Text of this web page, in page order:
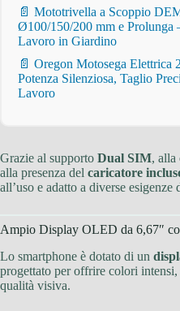
📄 Mototrivella a Scoppio
Ø100/150/200 mm e Prolunga
Lavoro in Giardino
📄 Oregon Motosega Elettrica
Potenza Silenziosa, Taglio
Lavoro
Grazie al supporto Dual SIM, alla
alla presenza del caricatore
all’uso e adatto a diverse esigenze
Ampio Display OLED da 6,67″
Lo smartphone è dotato di un
progettato per offrire colori
qualità visiva.